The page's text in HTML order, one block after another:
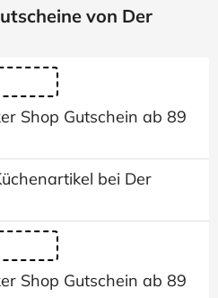
von Der
Shop Gutschein ab 89
bei Der
Shop Gutschein ab 89